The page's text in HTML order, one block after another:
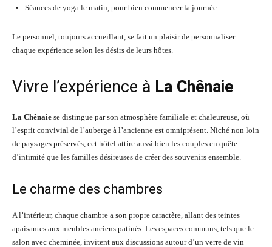
Séances de yoga le matin, pour bien commencer la journée
Le personnel, toujours accueillant, se fait un plaisir de personnaliser
chaque expérience selon les désirs de leurs hôtes.
Vivre l’expérience à La Chênaie
La Chênaie se distingue par son atmosphère familiale et chaleureuse, où
l’esprit convivial de l’auberge à l’ancienne est omniprésent. Niché non loin
de paysages préservés, cet hôtel attire aussi bien les couples en quête
d’intimité que les familles désireuses de créer des souvenirs ensemble.
Le charme des chambres
A l’intérieur, chaque chambre a son propre caractère, allant des teintes
apaisantes aux meubles anciens patinés. Les espaces communs, tels que le
salon avec cheminée, invitent aux discussions autour d’un verre de vin